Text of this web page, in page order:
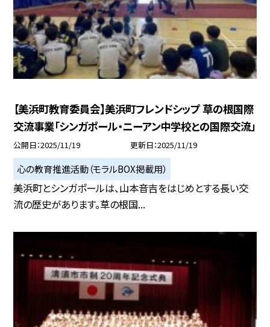
【美浜町教育委員会】美浜町フレンドシップ 草の根国際
交流事業「シンガポール・ニーアン中学校との国際交流」
公開日 2025/11/19 更新日 2025/11/19
心の教育推進活動（モラルBOX掲載用）
美浜町とシンガポールは、山本音吉をはじめとする長い交
流の歴史があります。草の根国...